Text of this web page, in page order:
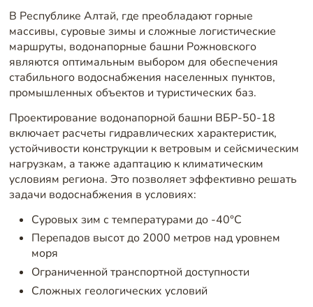
В Республике Алтай, где преобладают горные
массивы, суровые зимы и сложные логистические
маршруты, водонапорные башни Рожновского
являются оптимальным выбором для обеспечения
стабильного водоснабжения населенных пунктов,
промышленных объектов и туристических баз.
Проектирование водонапорной башни ВБР-50-18
включает расчеты гидравлических характеристик,
устойчивости конструкции к ветровым и сейсмическим
нагрузкам, а также адаптацию к климатическим
условиям региона. Это позволяет эффективно решать
задачи водоснабжения в условиях:
Суровых зим с температурами до -40°C
Перепадов высот до 2000 метров над уровнем
моря
Ограниченной транспортной доступности
Сложных геологических условий